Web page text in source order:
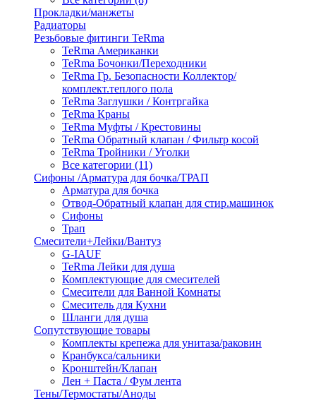
Прокладки/манжеты
Радиаторы
Резьбовые фитинги TeRma
TeRma Американки
TeRma Бочонки/Переходники
TeRma Гр. Безопасности Коллектор/
комплект.теплого пола
TeRma Заглушки / Контргайка
TeRma Краны
TeRma Муфты / Крестовины
TeRma Обратный клапан / Фильтр косой
TeRma Тройники / Уголки
Все категории (11)
Сифоны /Арматура для бочка/ТРАП
Арматура для бочка
Отвод-Обратный клапан для стир.машинок
Сифоны
Трап
Смесители+Лейки/Вантуз
G-IAUF
TeRma Лейки для душа
Комплектующие для смесителей
Смесители для Ванной Комнаты
Смеситель для Кухни
Шланги для душа
Сопутствующие товары
Комплекты крепежа для унитаза/раковин
Кранбукса/сальники
Кронштейн/Клапан
Лен + Паста / Фум лента
Тены/Термостаты/Аноды